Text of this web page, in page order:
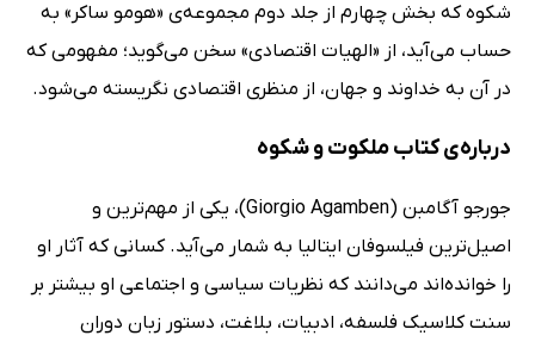
شکوه که بخش چهارم از جلد دوم مجموعه‌ی «هومو ساکر» به
حساب می‌آید، از «الهیات اقتصادی» سخن می‌گوید؛ مفهومی که
در آن به خداوند و جهان، از منظری اقتصادی نگریسته می‌شود.
درباره‌ی کتاب ملکوت و شکوه
جورجو آگامبن (Giorgio Agamben)، یکی از مهم‌ترین و
اصیل‌ترین فیلسوفان ایتالیا به شمار می‌آید. کسانی که آثار او
را خوانده‌اند می‌دانند که نظریات سیاسی و اجتماعی او بیشتر بر
سنت کلاسیک فلسفه، ادبیات، بلاغت، دستور زبان دوران